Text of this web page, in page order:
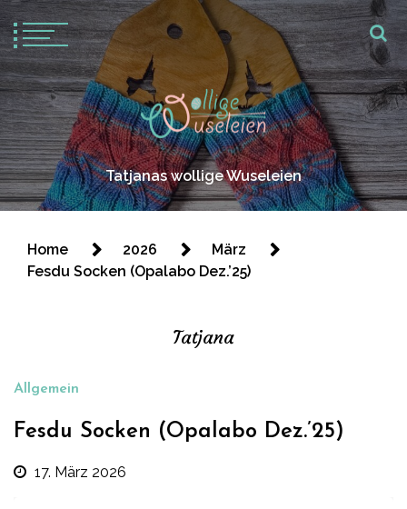
Tatjanas wollige Wuseleien
Home 2026
März
Fesdu Socken (Opalabo Dez.’25)
Tatjana
Allgemein
Fesdu Socken (Opalabo Dez.’25)
17. März 2026